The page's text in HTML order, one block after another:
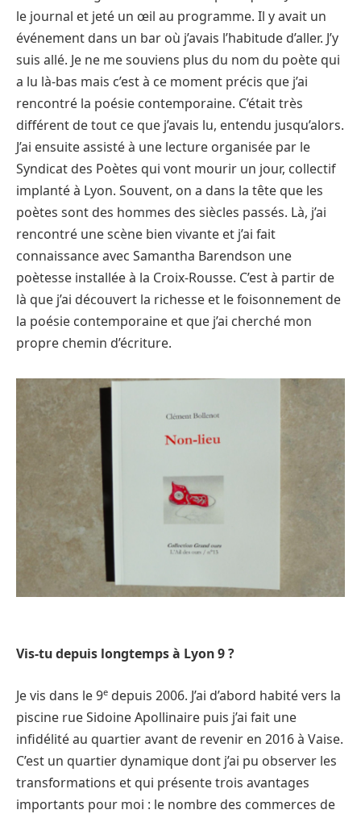
le journal et jeté un œil au programme. Il y avait un
événement dans un bar où j’avais l’habitude d’aller. J’y
suis allé. Je ne me souviens plus du nom du poète qui
a lu là-bas mais c’est à ce moment précis que j’ai
rencontré la poésie contemporaine. C’était très
différent de tout ce que j’avais lu, entendu jusqu’alors.
J’ai ensuite assisté à une lecture organisée par le
Syndicat des Poètes qui vont mourir un jour, collectif
implanté à Lyon. Souvent, on a dans la tête que les
poètes sont des hommes des siècles passés. Là, j’ai
rencontré une scène bien vivante et j’ai fait
connaissance avec Samantha Barendson une
poètesse installée à la Croix-Rousse. C’est à partir de
là que j’ai découvert la richesse et le foisonnement de
la poésie contemporaine et que j’ai cherché mon
propre chemin d’écriture.
Vis-tu depuis longtemps à Lyon 9 ?
Je vis dans le 9e depuis 2006. J’ai d’abord habité vers la
piscine rue Sidoine Apollinaire puis j’ai fait une
infidélité au quartier avant de revenir en 2016 à Vaise.
C’est un quartier dynamique dont j’ai pu observer les
transformations et qui présente trois avantages
importants pour moi : le nombre des commerces de